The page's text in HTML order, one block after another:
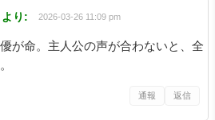
より: 2026-03-26 11:09 pm
が命。主人公の声が合わないと、全
通報 返信